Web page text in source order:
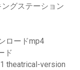
グステーション
ロードmp4
ド
theatrical-version